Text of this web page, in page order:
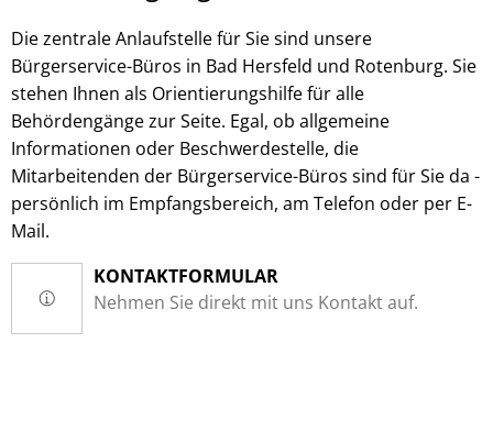
© Landkreis Hersfeld-Rotenburg
Die zentrale Anlaufstelle für Sie sind unsere
Bürgerservice-Büros in Bad Hersfeld und Rotenburg. Sie
stehen Ihnen als Orientierungshilfe für alle
Behördengänge zur Seite. Egal, ob allgemeine
Informationen oder Beschwerdestelle, die
Mitarbeitenden der Bürgerservice-Büros sind für Sie da -
persönlich im Empfangsbereich, am Telefon oder per E-
Mail.
KONTAKTFORMULAR
Nehmen Sie direkt mit uns Kontakt auf.